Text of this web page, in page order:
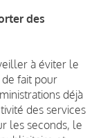
des
à éviter le
fait pour
déjà
des services
les seconds, le